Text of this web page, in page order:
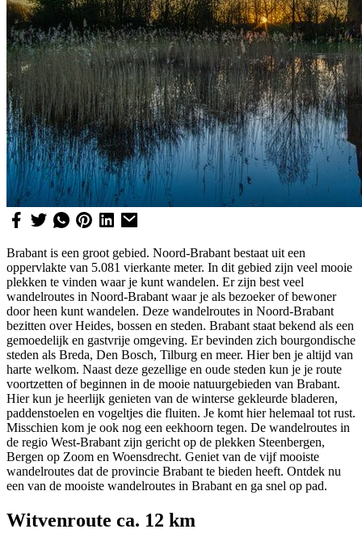
Brabant is een groot gebied. Noord-Brabant bestaat uit een
oppervlakte van 5.081 vierkante meter. In dit gebied zijn veel mooie
plekken te vinden waar je kunt wandelen. Er zijn best veel
wandelroutes in Noord-Brabant waar je als bezoeker of bewoner
door heen kunt wandelen. Deze wandelroutes in Noord-Brabant
bezitten over Heides, bossen en steden. Brabant staat bekend als een
gemoedelijk en gastvrije omgeving. Er bevinden zich bourgondische
steden als Breda, Den Bosch, Tilburg en meer. Hier ben je altijd van
harte welkom. Naast deze gezellige en oude steden kun je je route
voortzetten of beginnen in de mooie natuurgebieden van Brabant.
Hier kun je heerlijk genieten van de winterse gekleurde bladeren,
paddenstoelen en vogeltjes die fluiten. Je komt hier helemaal tot rust.
Misschien kom je ook nog een eekhoorn tegen. De wandelroutes in
de regio West-Brabant zijn gericht op de plekken Steenbergen,
Bergen op Zoom en Woensdrecht. Geniet van de vijf mooiste
wandelroutes dat de provincie Brabant te bieden heeft. Ontdek nu
een van de mooiste wandelroutes in Brabant en ga snel op pad.
Witvenroute ca. 12 km